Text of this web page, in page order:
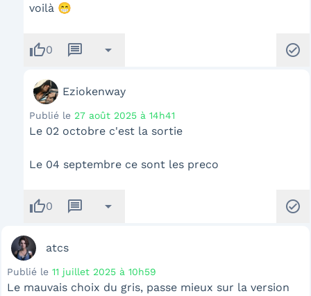
voilà 😁
thumb_up0 message arrow_drop_down check_circle
Eziokenway
Publié le 27 août 2025 à 14h41
Le 02 octobre c'est la sortie
Le 04 septembre ce sont les preco
thumb_up0 message arrow_drop_down check_circle
atcs
Publié le 11 juillet 2025 à 10h59
Le mauvais choix du gris, passe mieux sur la version